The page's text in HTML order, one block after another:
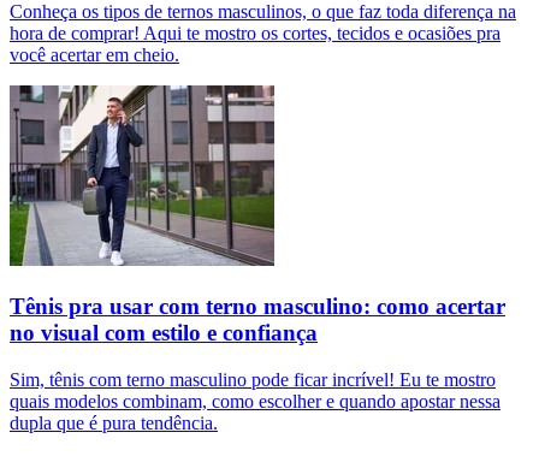
Conheça os tipos de ternos masculinos, o que faz toda diferença na
hora de comprar! Aqui te mostro os cortes, tecidos e ocasiões pra
você acertar em cheio.
Tênis pra usar com terno masculino: como acertar
no visual com estilo e confiança
Sim, tênis com terno masculino pode ficar incrível! Eu te mostro
quais modelos combinam, como escolher e quando apostar nessa
dupla que é pura tendência.